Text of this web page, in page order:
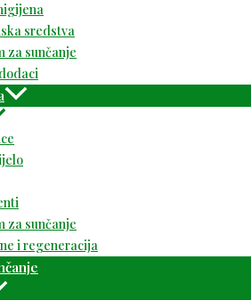
sredstva
za sunčanje
za sunčanje
i regeneracija